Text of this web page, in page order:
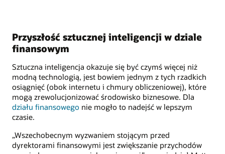
Przyszłość sztucznej inteligencji w dziale
finansowym
Sztuczna inteligencja okazuje się być czymś więcej niż
modną technologią, jest bowiem jednym z tych rzadkich
osiągnięć (obok internetu i chmury obliczeniowej), które
mogą zrewolucjonizować środowisko biznesowe. Dla
działu finansowego nie mogło to nadejść w lepszym
czasie.
„Wszechobecnym wyzwaniem stojącym przed
dyrektorami finansowymi jest zwiększanie przychodów